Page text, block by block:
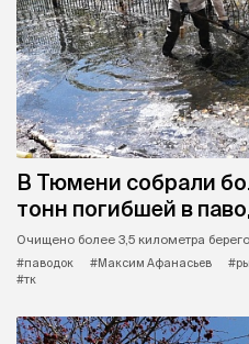
В Тюмени собрали
тонн погибшей в
Очищено более 3,5 километра
#паводок
#Максим Афанасьев
#тк